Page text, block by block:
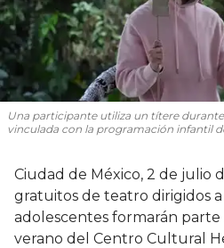
Una participante utiliza un títere
vinculada con la programación infantil
Ciudad de México, 2 de julio
gratuitos de teatro dirigidos a
adolescentes formarán
verano del Centro Cultural